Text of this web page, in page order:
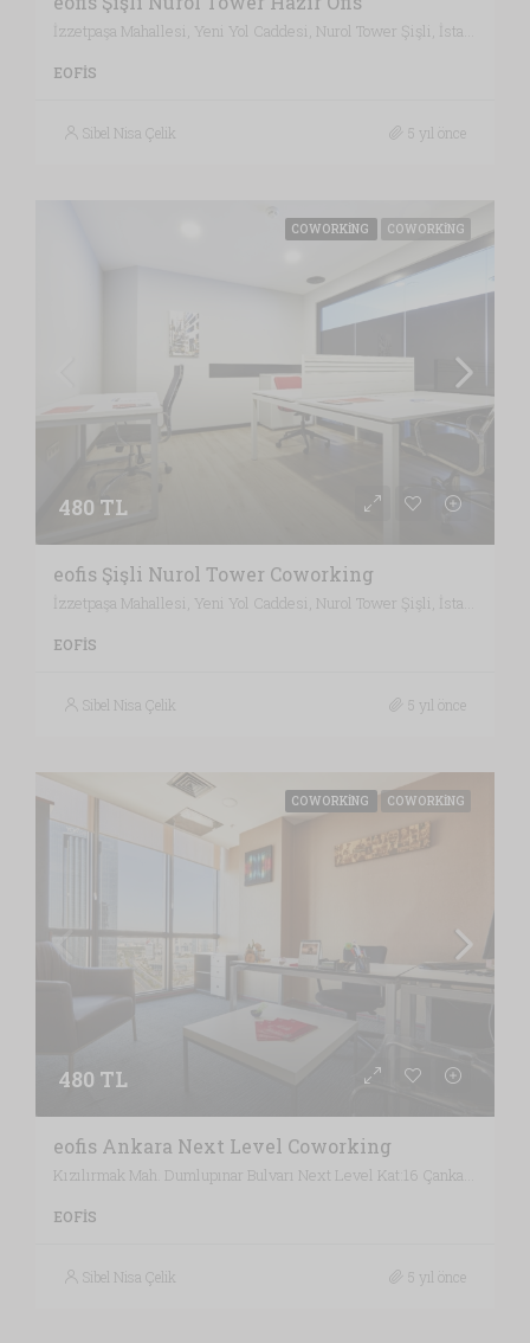
EOFIS
Sibel Nisa Çelik 5 yıl önce
COWORKING COWORKING
480 TL
eofis Şişli Nurol Tower Coworking
EOFIS
Sibel Nisa Çelik 5 yıl önce
COWORKING COWORKING
480 TL
eofis Ankara Next Level Coworking
EOFIS
Sibel Nisa Çelik 5 yıl önce